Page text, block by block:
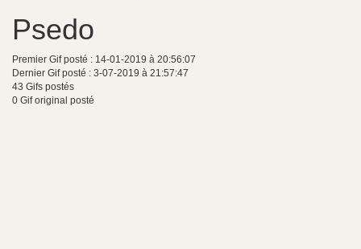
Psedo
Premier Gif posté : 14-01-2019 à 20:56:07
Dernier Gif posté : 3-07-2019 à 21:57:47
43 Gifs postés
0 Gif original posté